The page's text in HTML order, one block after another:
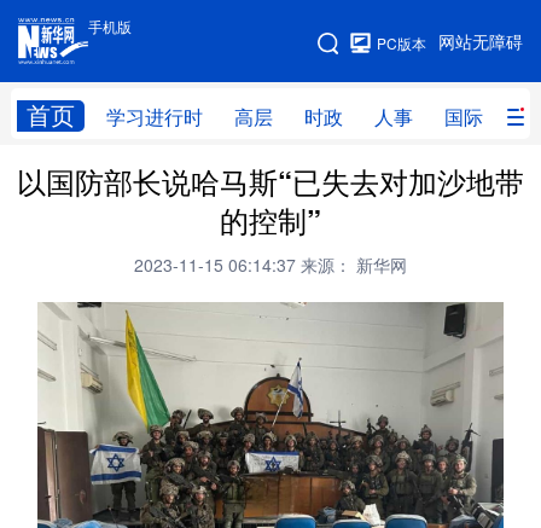
手机版
网站无障碍
PC版本
首页 学习进行时 高层 时政 人事 国际 财
手机版
网站地图
学习进行时 高层 时政 人事
财经
科技 体育
文化 军事
访谈 视频 图片 政务
法律 中央文件 金融 汽车
以国防部长说哈马斯“已失去对加沙地带
的控制”
2023-11-15 06:14:37 来源： 新华网